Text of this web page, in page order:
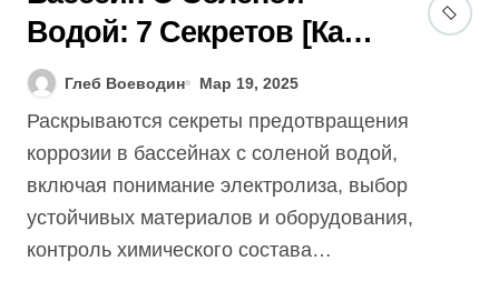
Водой: 7 Секретов [Как
Избежать Коррозии] +
Гид 2025
Глеб Воеводин Мар 19, 2025
Раскрываются секреты предотвращения
коррозии в бассейнах с соленой водой,
включая понимание электролиза, выбор
устойчивых материалов и оборудования,
контроль химического состава…